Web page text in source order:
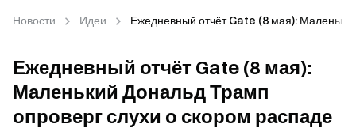
Новости Идеи Ежедневный отчёт Gate (8 мая):
Ежедневный отчёт Gate (8 мая):
Маленький Дональд Трамп
опроверг слухи о скором распаде